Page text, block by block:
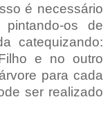
é necessário
pintando-os de
catequizando:
e no outro
para cada
ser realizado